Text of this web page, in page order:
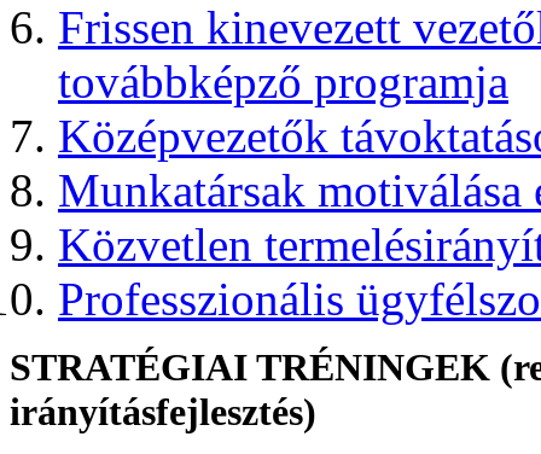
Frissen kinevezett
továbbképző programja
Középvezetők
Munkatársak motiválása
Közvetlen
Professzionális
STRATÉGIAI TRÉNINGEK
irányításfejlesztés)